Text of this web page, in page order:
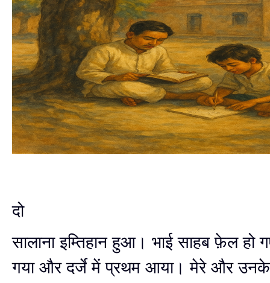
दो
सालाना इम्तिहान हुआ। भाई साहब फ़ेल हो
गया और दर्जे में प्रथम आया। मेरे और